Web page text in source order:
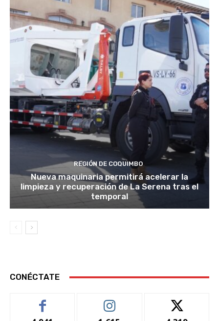
REGIÓN DE COQUIMBO
Nueva maquinaria permitirá acelerar la
limpieza y recuperación de La Serena tras el
temporal
CONÉCTATE